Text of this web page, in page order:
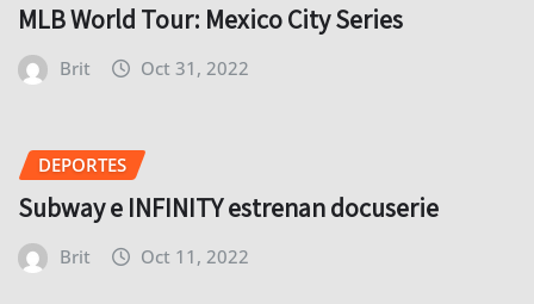
MLB World Tour: Mexico City Series
Brit Oct 31, 2022
DEPORTES
Subway e INFINITY estrenan docuserie
Brit Oct 11, 2022